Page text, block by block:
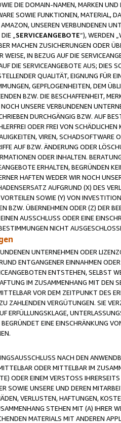
DIE DOMAIN-NAMEN, MARKEN
SOWIE FUNKTIONEN, MATERIAL,
UNSEREN VERBUNDENEN
„ SERVICEANGEBOTE“), WERDEN
MACHEN ZUSICHERUNGEN ODER
WEISE, IN BEZUG AUF DIE
DIE SERVICEANGEBOTE AUS; DIES
QUALITÄT, EIGNUNG FÜR
GEPFLOGENHEITEN, DEM
BZW. DIE BESCHAFFENHEIT,
UNSERE VERBUNDENEN
DURCHGÄNGIG BZW. AUF
ODER FREI VON
VIREN,
AUF BZW. ÄNDERUNG ODER
ODER INHALTEN.
ERHALTEN, BEGRÜNDEN
HAFTEN WEDER WIR NOCH
AUFGRUND (X) DES
SOWIE (Y) VON
BZW. ÜBERNEHMEN ODER (Z) DER
AUSSCHLUSS ODER EINE
NICHT
UNTERNEHMEN ODER
ENTGANGENER EINNAHMEN
ENTSTEHEN, SELBST
IM ZUSAMMENHANG MIT DEN
VOR DEM ZEITPUNKT DES
ZAHLENDEN VERGÜTUNGEN. SIE
ERFÜLLUNGSKLAGE,
EINE EINSCHRÄNKUNG
NACH DEN
ODER MITTELBAR IM
ODER EINEM VERSTOSS
SOWIE UNSERE UND DEREN
VERLUSTEN, HAFTUNGEN,
STEHEN MIT (A) IHRER
MATERIALS MIT ANDEREN